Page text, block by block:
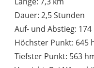
Dauer: 2,5 Stunden
Auf- und Abstieg: 174
Höchster Punkt: 645
Tiefster Punkt: 563